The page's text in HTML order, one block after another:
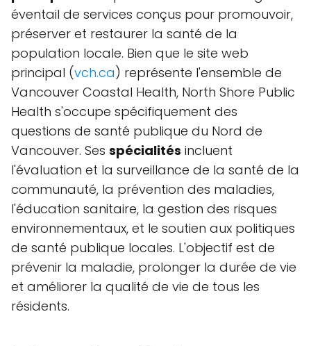
éventail de services conçus pour promouvoir,
préserver et restaurer la santé de la
population locale. Bien que le site web
principal (vch.ca) représente l'ensemble de
Vancouver Coastal Health, North Shore Public
Health s'occupe spécifiquement des
questions de santé publique du Nord de
Vancouver. Ses spécialités incluent
l'évaluation et la surveillance de la santé de la
communauté, la prévention des maladies,
l'éducation sanitaire, la gestion des risques
environnementaux, et le soutien aux politiques
de santé publique locales. L'objectif est de
prévenir la maladie, prolonger la durée de vie
et améliorer la qualité de vie de tous les
résidents.